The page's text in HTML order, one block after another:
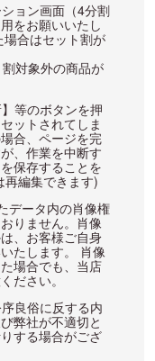
ョン画面（4分割
をお願いいたし
合はセット割が
対象外の商品が
等のボタンを押
ットされてしま
合、ページを完
、作業を中断す
保存することを
再編集できます)
データ内の肖像権
りません。肖像
、お客様ご自身
たします。 肖像
場合でも、当店
ださい。
良俗に反する内
弊社が不適切と
する場合がござ